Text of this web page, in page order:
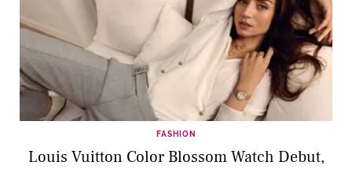
FASHION
Louis Vuitton Color Blossom Watch Debut,